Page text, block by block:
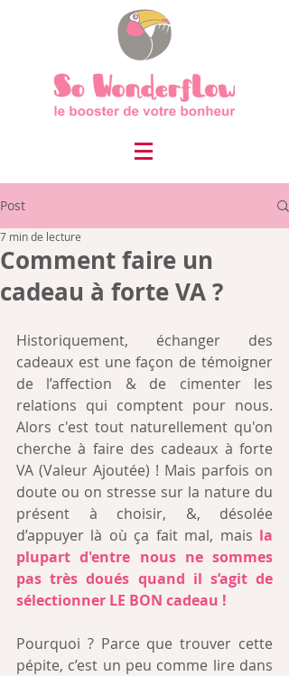
Post
Comment faire un
cadeau à forte VA ?
7 min de lecture
Historiquement, échanger des
cadeaux est une façon de témoigner
de l’affection & de cimenter les
relations qui comptent pour nous.
Alors c'est tout naturellement qu'on
cherche à faire des cadeaux à forte
VA (Valeur Ajoutée) ! Mais parfois on
doute ou on stresse sur la nature du
présent à choisir, &, désolée
d’appuyer là où ça fait mal, mais la
plupart d'entre nous ne sommes
pas très doués quand il s’agit de
sélectionner LE BON cadeau !
Pourquoi ? Parce que trouver cette
pépite, c’est un peu comme lire dans